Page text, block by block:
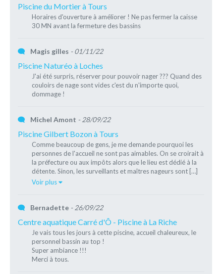
Piscine du Mortier à Tours
Horaires d'ouverture à améliorer ! Ne pas fermer la caisse
30 MN avant la fermeture des bassins
Magis gilles - 01/11/22
Piscine Naturéo à Loches
J'ai été surpris, réserver pour pouvoir nager ??? Quand des
couloirs de nage sont vides c'est du n'importe quoi,
dommage !
Michel Amont - 28/09/22
Piscine Gilbert Bozon à Tours
Comme beaucoup de gens, je me demande pourquoi les
personnes de l'accueil ne sont pas aimables. On se croirait à
la préfecture ou aux impôts alors que le lieu est dédié à la
détente. Sinon, les surveillants et maîtres nageurs sont […]
Voir plus
Bernadette - 26/09/22
Centre aquatique Carré d'Ô - Piscine à La Riche
Je vais tous les jours à cette piscine, accueil chaleureux, le
personnel bassin au top !
Super ambiance !!!
Merci à tous.